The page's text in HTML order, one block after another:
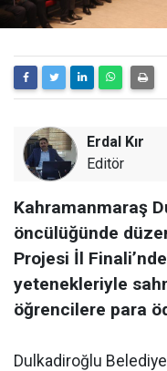
Erdal Kır
Editör
Kahramanmaraş
öncülüğünde
Projesi İl
yetenekleriyle
öğrencilere para
Dulkadiroğlu